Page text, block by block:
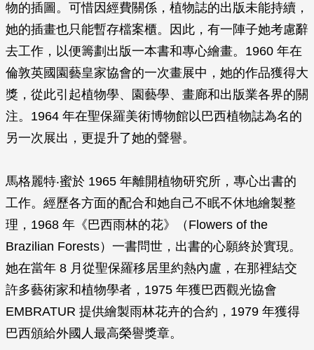
物的插圖。可惜因經費關係，植物誌的出版未能持續，
她的插畫也只能暫存檔案櫃。因此，有一陣子她考慮辭
去工作，以便籌劃出版一本書和專心繪畫。1960 年在
倫敦英國園藝皇家協會的一次畫展中，她的作品獲得大
獎，從此引起植物學、園藝學、畫廊和出版業各界的關
注。1964 年在聖保羅美術博物館以巴西植物誌為名的
另一次展出，更提升了她的聲譽。
馬格麗特‧蜜於 1965 年離開植物研究所，專心出書的
工作。經歷各方面的配合和她自己不眠不休地繪製整
理，1968 年《巴西雨林的花》（ Flowers of the
Brazilian Forests）一書問世，出書的心願終於實現。
她在當年 8 月從聖保羅移居里約熱內盧，在那裡結交
許多藝術家和植物學者，1975 年獲巴西觀光協會
EMBRATUR 提供繪製雨林花卉的合約，1979 年獲得
巴西頒給外國人最高榮譽獎章。